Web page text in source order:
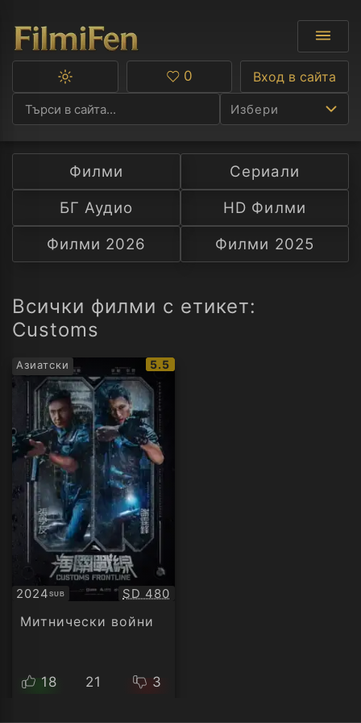
Избери
Ф
С
А
Превключване
тъмна
тема
Любими
0 Вход в сайта
Филми
Сериали
БГ Аудио
HD Филми
Филми 2026
Филми 2025
Всички филми с етикет:
Customs
Азиатски
IMDb
5.5
2024SUB
Субтитри Качество:
SD 480
Митнически войни
18 21 3